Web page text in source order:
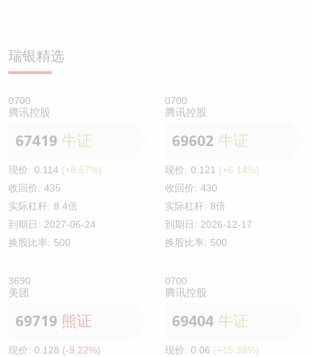
瑞银精选
0700
腾讯控股
67419 牛证
现价: 0.114 (+8.57%)
收回价: 435
实际杠杆: 8.4倍
到期日: 2027-06-24
换股比率: 500
0700
腾讯控股
69602 牛证
现价: 0.121 (+6.14%)
收回价: 430
实际杠杆: 8倍
到期日: 2026-12-17
换股比率: 500
3690
美团
69719 熊证
现价: 0.128 (-9.22%)
0700
腾讯控股
69404 牛证
现价: 0.06 (+15.38%)